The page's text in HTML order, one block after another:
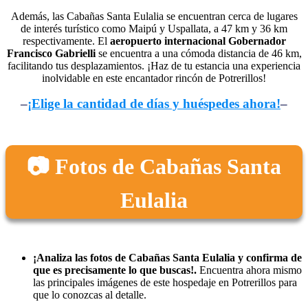
Además, las Cabañas Santa Eulalia se encuentran cerca de lugares
de interés turístico como Maipú y Uspallata, a 47 km y 36 km
respectivamente. El aeropuerto internacional Gobernador
Francisco Gabriellise encuentra a una cómoda distancia de 46 km,
facilitando tus desplazamientos. ¡Haz de tu estancia una experiencia
inolvidable en este encantador rincón de Potrerillos!
–¡Elige la cantidad de días y huéspedes ahora!–
📷 Fotos de Cabañas Santa
Eulalia
¡Analiza las fotos de Cabañas Santa Eulalia y confirma de
que es precisamente lo que buscas!. Encuentra ahora mismo
las principales imágenes de este hospedaje en Potrerillos para
que lo conozcas al detalle.